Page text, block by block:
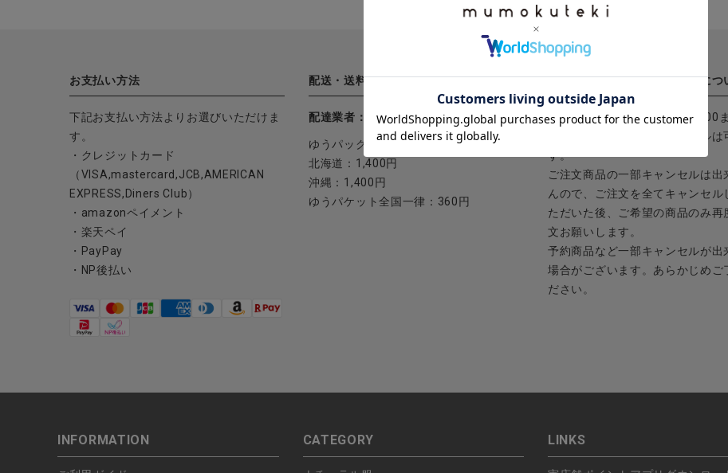
ギフト
ブランド
全ての商品
CONTENTS
ショップリスト
お支払い方法
下記お支払い方法よりお選びいただけま
す。
・クレジットカード
（VISA,mastercard,JCB,AMERICAN
EXPRESS,Diners Club）
・amazonペイメント
・楽天ペイ
・PayPay
・NP後払い
配送・送料について
配達業者：日本郵便
ゆうパック：800円
北海道：1,400円
沖縄：1,400円
ゆうパケット全国一律：360円
注文内容の変更・キャンセルにつ
ご注文日当日から翌日のAM9:00
ご連絡頂いた場合はキャンセルは
す。
ご注文商品の一部キャンセルは出
んので、ご注文を全てキャンセル
ただいた後、ご希望の商品のみ再
文お願いします。
予約商品など一部キャンセルが出
場合がございます。あらかじめご
ださい。
INFORMATION CATEGORY LINKS